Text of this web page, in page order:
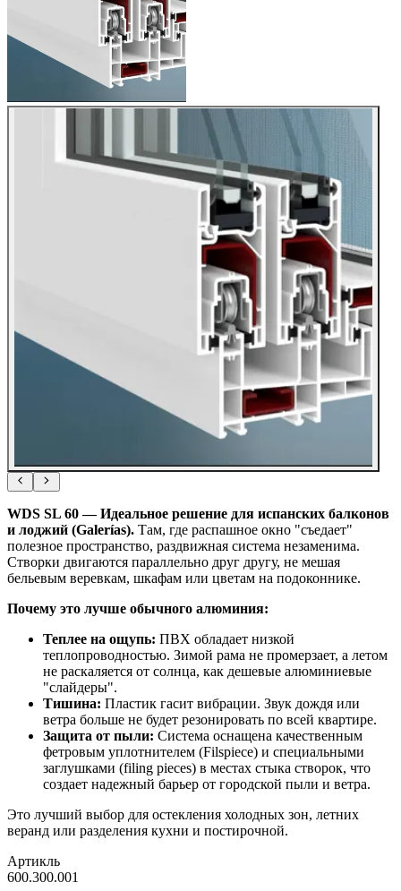
WDS SL 60 — Идеальное решение для испанских балконов
и лоджий (Galerías). Там, где распашное окно "съедает"
полезное пространство, раздвижная система незаменима.
Створки двигаются параллельно друг другу, не мешая
бельевым веревкам, шкафам или цветам на подоконнике.
Почему это лучше обычного алюминия:
Теплее на ощупь: ПВХ обладает низкой
теплопроводностью. Зимой рама не промерзает, а летом
не раскаляется от солнца, как дешевые алюминиевые
"слайдеры".
Тишина: Пластик гасит вибрации. Звук дождя или
ветра больше не будет резонировать по всей квартире.
Защита от пыли: Система оснащена качественным
фетровым уплотнителем (Filspiece) и специальными
заглушками (filing pieces) в местах стыка створок, что
создает надежный барьер от городской пыли и ветра.
Это лучший выбор для остекления холодных зон, летних
веранд или разделения кухни и постирочной.
Артикль
600.300.001